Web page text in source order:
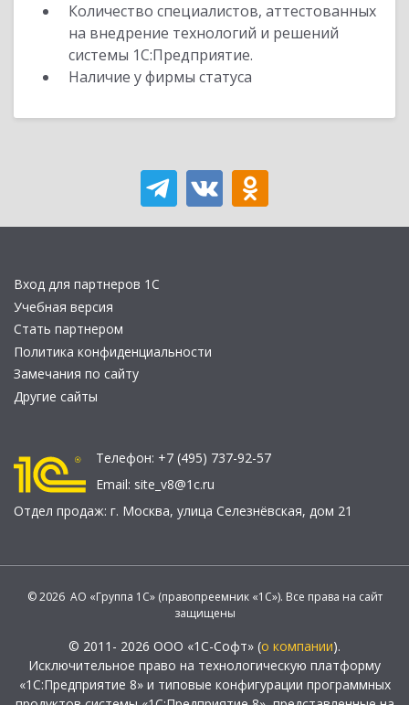
Количество специалистов, аттестованных
на внедрение технологий и решений
системы 1С:Предприятие.
Наличие у фирмы статуса
Вход для партнеров 1С
Учебная версия
Стать партнером
Политика конфиденциальности
Замечания по сайту
Другие сайты
Телефон: +7 (495) 737-92-57
Email: site_v8@1c.ru
Отдел продаж: г. Москва, улица Селезнёвская, дом 21
© 2026 АО «Группа 1С» (правопреемник «1С»). Все права на сайт
защищены
© 2011- 2026 ООО «1С-Софт» (о компании).
Исключительное право на технологическую платформу
«1С:Предприятие 8» и типовые конфигурации программных